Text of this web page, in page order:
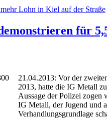
Lohn in Kiel auf der Straße
für
21.04.2013: Vor der
2013, hatte die IG Metall
Aussage der Polizei zogen
IG Metall, der Jugend und
Verhandlungsgrundlage